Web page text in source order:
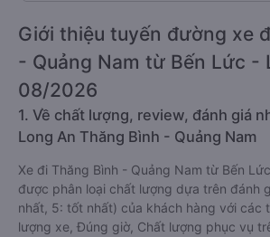
Giới thiệu tuyến đường xe
- Quảng Nam từ Bến Lức -
08/2026
1. Về chất lượng, review, đánh giá
Long An Thăng Bình - Quảng Nam
Xe đi Thăng Bình - Quảng Nam từ Bến
được phân loại chất lượng dựa trên đánh
nhất, 5: tốt nhất) của khách hàng với các
lượng xe, Đúng giờ, Chất lượng phục vụ